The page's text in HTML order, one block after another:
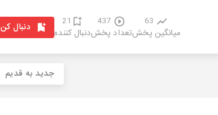
63
میانگین پخش
437
تعداد پخش
21
دنبال کننده دنبال کن
جدید به قدیم